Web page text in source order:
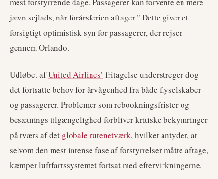
jævn sejlads, når forårsferien aftager." Dette giver et
forsigtigt optimistisk syn for passagerer, der rejser
gennem Orlando.
Udløbet afUnited Airlines’ fritagelse understreger dog
det fortsatte behov for årvågenhed fra både flyselskaber
og passagerer. Problemer som rebookningsfrister og
besætnings tilgængelighed forbliver kritiske bekymringer
på tværs af det globale rutenetværk, hvilket antyder, at
selvom den mest intense fase af forstyrrelser måtte aftage,
kæmper luftfartssystemet fortsat med eftervirkningerne.